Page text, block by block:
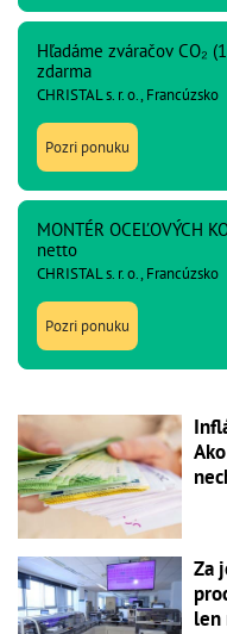
Hľadáme zváračov CO₂
zdarma
CHRISTAL s. r. o., Francúzsko
Pozri ponuku
MONTÉR OCEĽOVÝCH
netto
CHRISTAL s. r. o., Francúzsko
Pozri ponuku
Za
len